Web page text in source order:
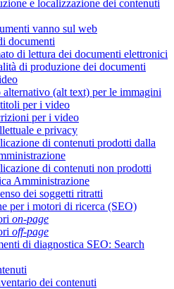
e localizzazione dei contenuti
vanno sul web
documenti
di lettura dei documenti elettronici
di produzione dei documenti
alternativo (alt text) per le immagini
per i video
per i video
e privacy
di contenuti prodotti dalla
di contenuti non prodotti
Amministrazione
dei soggetti ritratti
per i motori di ricerca (SEO)
on-page
off-page
di diagnostica SEO: Search
dei contenuti